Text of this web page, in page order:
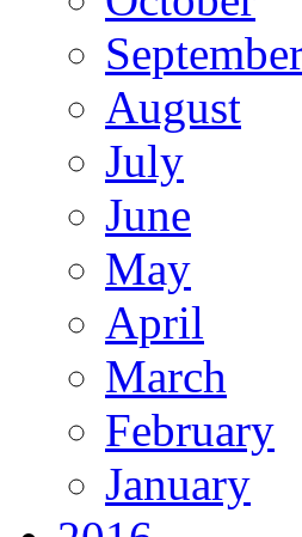
August
July
June
May
April
March
February
January